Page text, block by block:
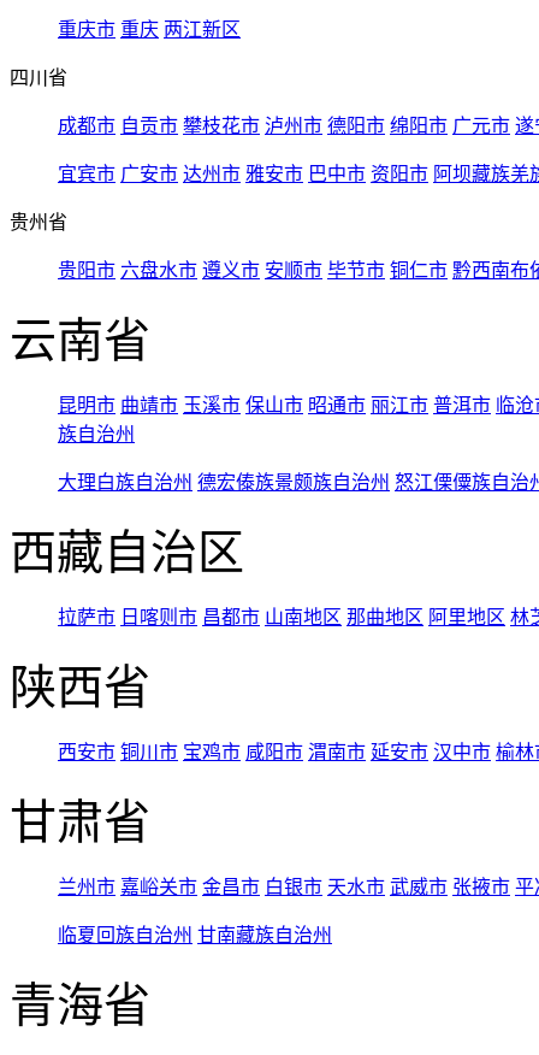
重庆市 重庆 两江新区
四川省
成都市 自贡市 攀枝花市 泸州市 德阳市 绵阳市 广元市 遂
宜宾市 广安市 达州市 雅安市 巴中市 资阳市 阿坝藏族羌
贵州省
贵阳市 六盘水市 遵义市 安顺市 毕节市 铜仁市 黔西南布
云南省
昆明市 曲靖市 玉溪市 保山市 昭通市 丽江市 普洱市 临
族自治州
大理白族自治州 德宏傣族景颇族自治州 怒江傈僳族自治
西藏自治区
拉萨市 日喀则市 昌都市 山南地区 那曲地区 阿里地区 林
陕西省
西安市 铜川市 宝鸡市 咸阳市 渭南市 延安市 汉中市 榆林
甘肃省
兰州市 嘉峪关市 金昌市 白银市 天水市 武威市 张掖市 平
临夏回族自治州 甘南藏族自治州
青海省